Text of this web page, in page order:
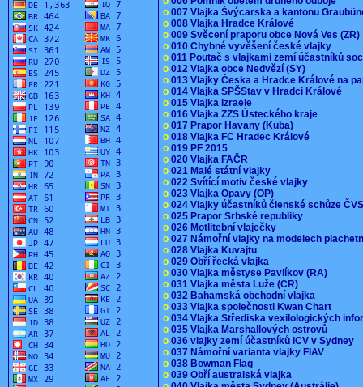
o 007 Vlajka Švýcarska a kantonu
o 008 Vlajka Hradce Králové
o 009 Svěcení praporu obce Nová Ves
o 010 Chybné vyvěšení české vlajky
o 011 Poutač s vlajkami zemí účastníků
o 012 Vlajka obce Nedvězí (SY)
o 013 Vlajky Česka a Hradce Králové na
o 014 Vlajka SPŠStav v Hradci Králové
o 015 Vlajka Izraele
o 016 Vlajka ZZS Ústeckého kraje
o 017 Prapor Havany (Kuba)
o 018 Vlajka FC Hradec Králové
o 019 PF 2015
o 020 Vlajka FAČR
o 021 Malé státní vlajky
o 022 Svítící motiv české vlajky
o 023 Vlajka Opavy (OP)
o 024 Vlajky účastníků členské schůze
o 025 Prapor Srbské republiky
o 026 Motlitební vlaječky
o 027 Námořní vlajky na modelech
o 028 Vlajka Kuvajtu
o 029 Obří řecká vlajka
o 030 Vlajka městyse Pavlíkov (RA)
o 031 Vlajka města Luže (CR)
o 032 Bahamská obchodní vlajka
o 033 Vlajka společnosti Kwan Chart
o 034 Vlajka Střediska vexilologických
o 035 Vlajka Marshallových ostrovů
o 036 vlajky zemí účastníků ICV v Sydney
o 037 Námořní varianta vlajky FIAV
o 038 Bowman Flag
o 039 Obří australská vlajka